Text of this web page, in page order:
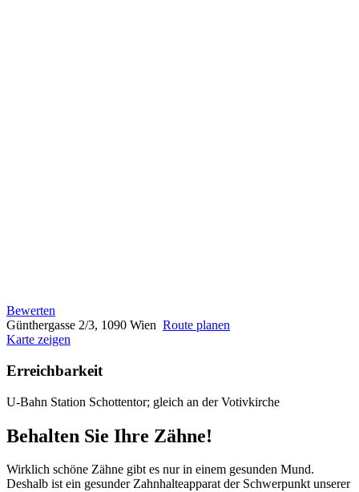
Bewerten
Günthergasse 2/3, 1090 Wien Route planen
Karte zeigen
Erreichbarkeit
U-Bahn Station Schottentor; gleich an der Votivkirche
Behalten Sie Ihre Zähne!
Wirklich schöne Zähne gibt es nur in einem gesunden Mund.
Deshalb ist ein gesunder Zahnhalteapparat der Schwerpunkt unserer